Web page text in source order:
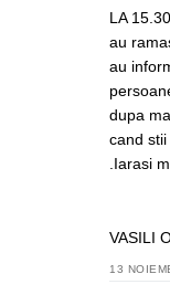
LA
au
au
dupa
cand
.Iarasi
VASILI
13